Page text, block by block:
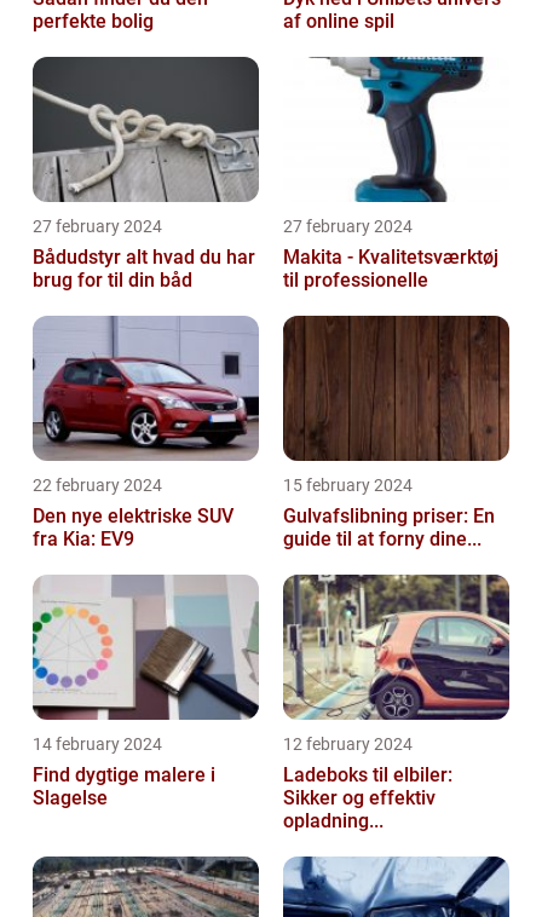
perfekte bolig
af online spil
27 february 2024
Bådudstyr alt hvad du har
brug for til din båd
27 february 2024
Makita - Kvalitetsværktøj
til professionelle
22 february 2024
Den nye elektriske SUV
fra Kia: EV9
15 february 2024
Gulvafslibning priser: En
guide til at forny dine...
14 february 2024
Find dygtige malere i
Slagelse
12 february 2024
Ladeboks til elbiler:
Sikker og effektiv
opladning...